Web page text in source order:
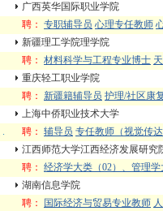
广西英华国际职业学院
聘： 专职辅导员 心理专任教师
新疆理工学院理学院
聘： 材料科学与工程专业博士
重庆轻工职业学院
聘： 新疆籍辅导员 护理/社区康
.
上海中侨职业技术大学
聘： 辅导员 专任教师（视觉传
江西师范大学江西经济发展研究
聘： 经济学大类（02）、管理学
湖南信息学院
聘：
国际经济与贸易专业教师